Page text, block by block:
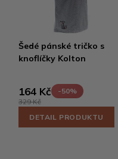
Šedé pánské tričko s
knoflíčky Kolton
164 Kč
-50%
329 Kč
DETAIL PRODUKTU